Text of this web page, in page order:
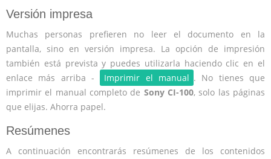
Versión impresa
Muchas personas prefieren no leer el documento en la
pantalla, sino en versión impresa. La opción de impresión
también está prevista y puedes utilizarla haciendo clic en el
enlace más arriba -
Imprimir el manual . No tienes que
imprimir el manual completo de Sony CI-100, solo las páginas
que elijas. Ahorra papel.
Resúmenes
A continuación encontrarás resúmenes de los contenidos